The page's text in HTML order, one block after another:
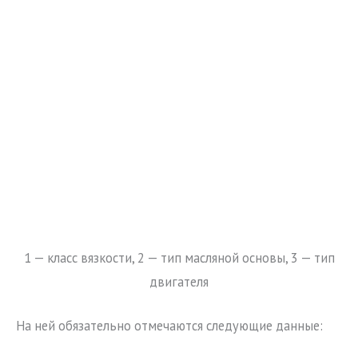
1 — класс вязкости, 2 — тип масляной основы, 3 — тип
двигателя
На ней обязательно отмечаются следующие данные: